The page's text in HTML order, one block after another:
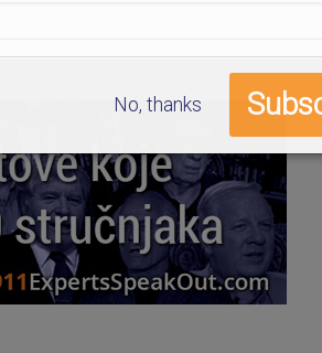
No, thanks